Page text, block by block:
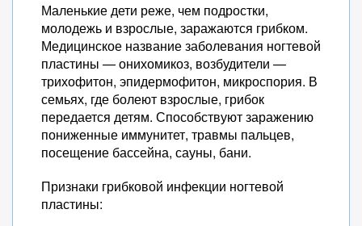
Маленькие дети реже, чем подростки,
молодежь и взрослые, заражаются грибком.
Медицинское название заболевания ногтевой
пластины — онихомикоз, возбудители —
трихофитон, эпидермофитон, микроспория. В
семьях, где болеют взрослые, грибок
передается детям. Способствуют заражению
пониженные иммунитет, травмы пальцев,
посещение бассейна, сауны, бани.
Признаки грибковой инфекции ногтевой
пластины: